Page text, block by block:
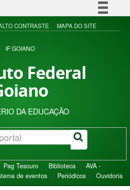
Simplifique!
Acesso à informação
CONTRASTE MAPA DO SITE
IF GOIANO
Federal
DA EDUCAÇÃO
Pag Tesouro Biblioteca
AVA -
de eventos Periódicos Ouvidoria